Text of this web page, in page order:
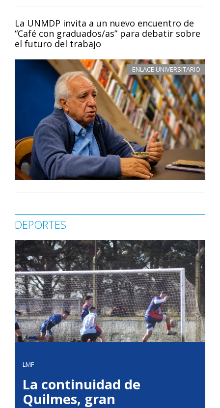
La UNMDP invita a un nuevo encuentro de
“Café con graduados/as” para debatir sobre
el futuro del trabajo
ENLACE UNIVERSITARIO
DEPORTES
LMF
La continuidad de
Quilmes, gran